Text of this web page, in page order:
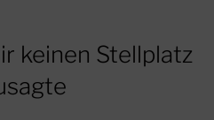
keinen Stellplatz